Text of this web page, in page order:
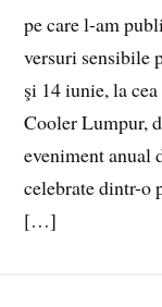
pe care l-am
versuri sensibile
şi 14 iunie, la
Cooler Lumpur,
eveniment anual
celebrate dintr-o
[…]